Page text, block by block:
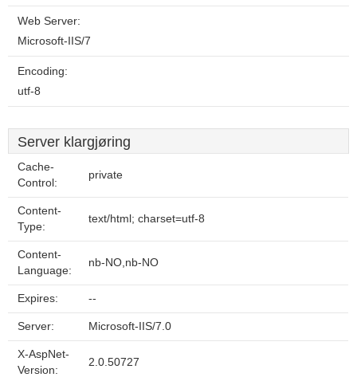
Web Server:
Microsoft-IIS/7
Encoding:
utf-8
Server klargjøring
Cache-
Control:
private
Content-
Type:
text/html; charset=utf-8
Content-
Language:
nb-NO,nb-NO
Expires: --
Server: Microsoft-IIS/7.0
X-AspNet-
Version:
2.0.50727